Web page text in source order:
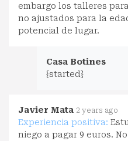
embargo los talleres
no ajustados para la
potencial de lugar.
Casa Botines
{started}
Javier Mata 2 years ago
Experiencia positiva:
niego a pagar 9 euros.